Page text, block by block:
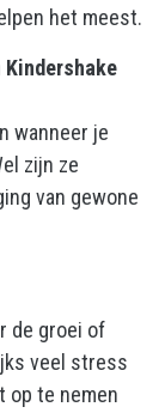
het meest.
wanneer je
zijn ze
van gewone
de groei of
veel stress
op te nemen